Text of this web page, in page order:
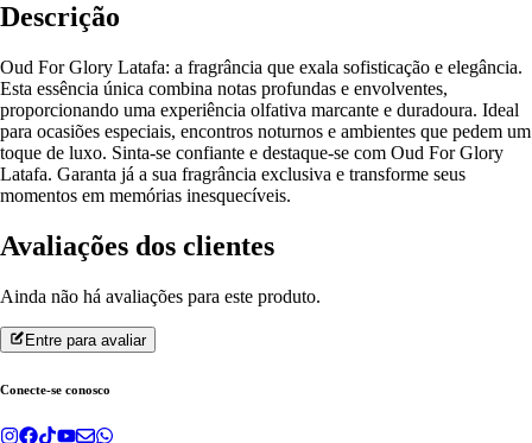
Descrição
Oud For Glory Latafa: a fragrância que exala sofisticação e elegância.
Esta essência única combina notas profundas e envolventes,
proporcionando uma experiência olfativa marcante e duradoura. Ideal
para ocasiões especiais, encontros noturnos e ambientes que pedem um
toque de luxo. Sinta-se confiante e destaque-se com Oud For Glory
Latafa. Garanta já a sua fragrância exclusiva e transforme seus
momentos em memórias inesquecíveis.
Avaliações dos clientes
Ainda não há avaliações para este produto.
Entre para avaliar
Conecte-se conosco